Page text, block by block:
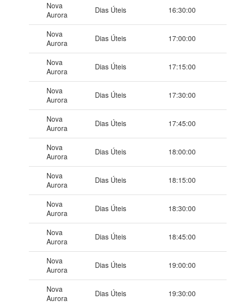
Nova
Aurora
Dias Úteis 16:30:00
Nova
Aurora
Dias Úteis 17:00:00
Nova
Aurora
Dias Úteis 17:15:00
Nova
Aurora
Dias Úteis 17:30:00
Nova
Aurora
Dias Úteis 17:45:00
Nova
Aurora
Dias Úteis 18:00:00
Nova
Aurora
Dias Úteis 18:15:00
Nova
Aurora
Dias Úteis 18:30:00
Nova
Aurora
Dias Úteis 18:45:00
Nova
Aurora
Dias Úteis 19:00:00
Nova
Aurora
Dias Úteis 19:30:00